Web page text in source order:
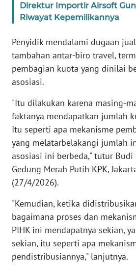
Direktur Importir Airsoft
Riwayat Kepemilikannya
Penyidik mendalami dugaan
tambahan antar-biro travel,
pembagian kuota yang dinilai
asosiasi.
"Itu dilakukan karena masing-
faktanya mendapatkan jumlah
Itu seperti apa mekanisme
yang melatarbelakangi jumlah
asosiasi ini berbeda," tutur Budi
Gedung Merah Putih KPK,
(27/4/2026).
"Kemudian, ketika
bagaimana proses dan
PIHK ini mendapatnya sekian,
sekian, itu seperti apa
pendistribusiannya," lanjutnya.
WN
WN
BANTEN
NTT
KEPRI
WN
PAPUA
PAPUA
BARAT
WN
RIAU